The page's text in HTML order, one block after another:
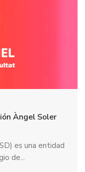
Àngel Soler
es una entidad
de...